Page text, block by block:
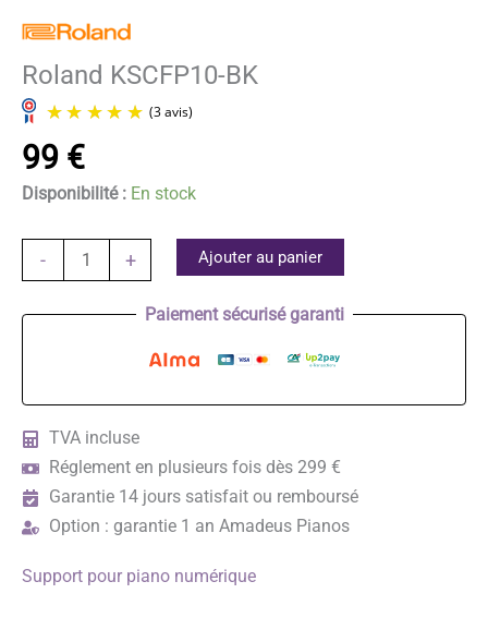
Roland KSCFP10-BK
99 €
Disponibilité : En stock
-
quantité
de
Roland
+ Ajouter au panier
Paiement sécurisé garanti
TVA incluse
Réglement en plusieurs fois dès 299 €
Garantie 14 jours satisfait ou remboursé
Option : garantie 1 an Amadeus Pianos
Support pour piano numérique